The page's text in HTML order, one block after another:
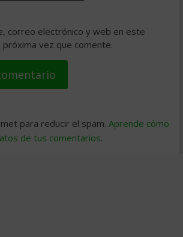
correo electrónico y web en este
próxima vez que comente.
para reducir el spam. Aprende cómo
de tus comentarios.